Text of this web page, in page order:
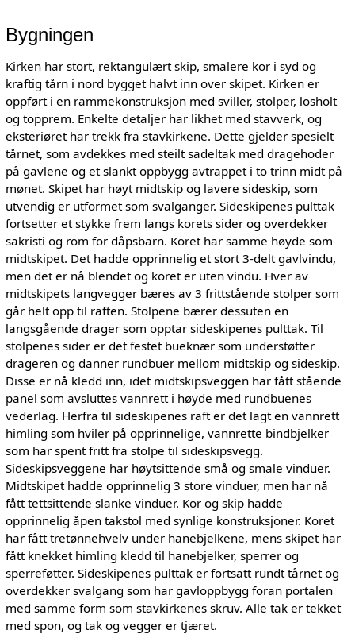
Bygningen
Kirken har stort, rektangulært skip, smalere kor i syd og
kraftig tårn i nord bygget halvt inn over skipet. Kirken er
oppført i en rammekonstruksjon med sviller, stolper, losholt
og topprem. Enkelte detaljer har likhet med stavverk, og
eksteriøret har trekk fra stavkirkene. Dette gjelder spesielt
tårnet, som avdekkes med steilt sadeltak med dragehoder
på gavlene og et slankt oppbygg avtrappet i to trinn midt på
mønet. Skipet har høyt midtskip og lavere sideskip, som
utvendig er utformet som svalganger. Sideskipenes pulttak
fortsetter et stykke frem langs korets sider og overdekker
sakristi og rom for dåpsbarn. Koret har samme høyde som
midtskipet. Det hadde opprinnelig et stort 3-delt gavlvindu,
men det er nå blendet og koret er uten vindu. Hver av
midtskipets langvegger bæres av 3 frittstående stolper som
går helt opp til raften. Stolpene bærer dessuten en
langsgående drager som opptar sideskipenes pulttak. Til
stolpenes sider er det festet bueknær som understøtter
drageren og danner rundbuer mellom midtskip og sideskip.
Disse er nå kledd inn, idet midtskipsveggen har fått stående
panel som avsluttes vannrett i høyde med rundbuenes
vederlag. Herfra til sideskipenes raft er det lagt en vannrett
himling som hviler på opprinnelige, vannrette bindbjelker
som har spent fritt fra stolpe til sideskipsvegg.
Sideskipsveggene har høytsittende små og smale vinduer.
Midtskipet hadde opprinnelig 3 store vinduer, men har nå
fått tettsittende slanke vinduer. Kor og skip hadde
opprinnelig åpen takstol med synlige konstruksjoner. Koret
har fått tretønnehvelv under hanebjelkene, mens skipet har
fått knekket himling kledd til hanebjelker, sperrer og
sperreføtter. Sideskipenes pulttak er fortsatt rundt tårnet og
overdekker svalgang som har gavloppbygg foran portalen
med samme form som stavkirkenes skruv. Alle tak er tekket
med spon, og tak og vegger er tjæret.